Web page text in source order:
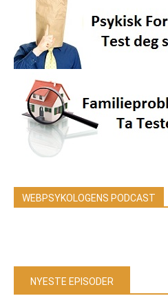
WEBPSYKOLOGENS PODCAST
NYESTE EPISODER